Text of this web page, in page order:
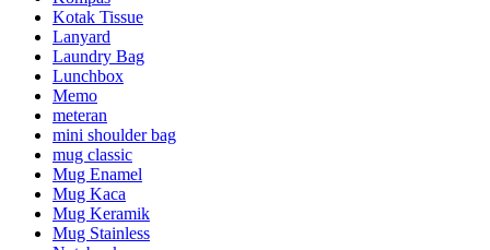
Kotak Tissue
Lanyard
Laundry Bag
Lunchbox
Memo
meteran
mini shoulder bag
mug classic
Mug Enamel
Mug Kaca
Mug Keramik
Mug Stainless